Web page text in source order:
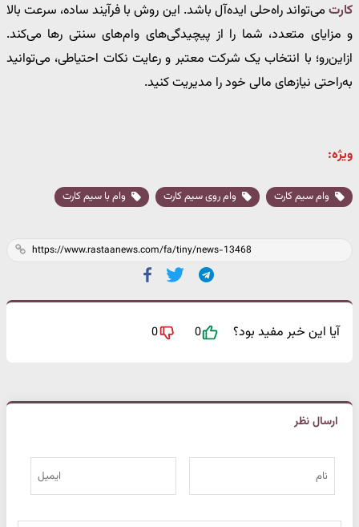
کارت می‌تواند راه‌حلی ایده‌آل باشد. این روش با فرآیند ساده، سرعت بالا
و مزایای متعدد، شما را از پیچیدگی‌های وام‌های سنتی رها می‌کند.
ازاین‌رو؛ با انتخاب یک شرکت معتبر و رعایت نکات احتیاطی، می‌توانید
به‌راحتی نیازهای مالی خود را مدیریت کنید.
ویژه:
وام سیم کارت وام روی سیم کارت وام با سیم کارت
آیا این خبر مفید بود؟ 0
0
ارسال نظر